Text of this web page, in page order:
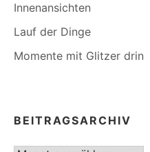
Innenansichten
Lauf der Dinge
Momente mit Glitzer drin
BEITRAGSARCHIV